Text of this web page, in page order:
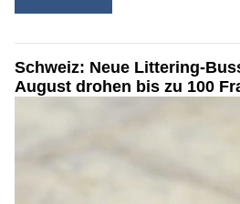
Schweiz: Neue Littering-
August drohen bis zu 100